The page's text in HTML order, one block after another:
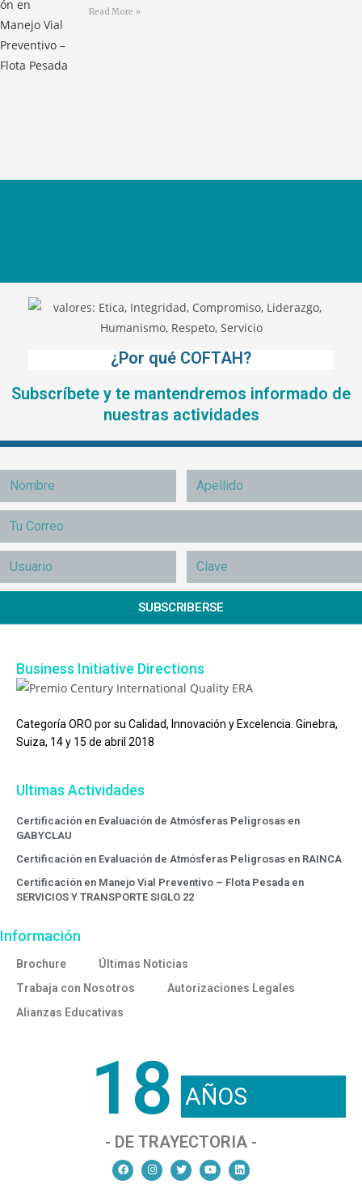
Read More »
¿Por qué COFTAH?
Subscríbete y te mantendremos informado de
nuestras actividades
SUBSCRIBERSE
Business Initiative Directions
Categoría ORO por su Calidad, Innovación y Excelencia. Ginebra,
Suiza, 14 y 15 de abril 2018
Ultimas Actividades
Certificación en Evaluación de Atmósferas Peligrosas en
GABYCLAU
Certificación en Evaluación de Atmósferas Peligrosas en RAINCA
Certificación en Manejo Vial Preventivo – Flota Pesada en
SERVICIOS Y TRANSPORTE SIGLO 22
Información
Brochure
Últimas Noticias
Trabaja con Nosotros
Autorizaciones Legales
Alianzas Educativas
18 AÑOS
- DE TRAYECTORIA -